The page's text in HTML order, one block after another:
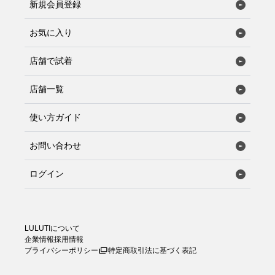
新規会員登録
お気に入り
店舗で試着
店舗一覧
使い方ガイド
お問い合わせ
ログイン
LULUTIについて
企業情報採用情報
プライバシーポリシー
特定商取引法に基づく表記